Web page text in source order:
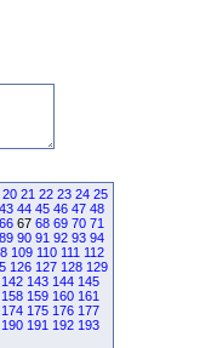
20 21 22 23 24 25
43 44 45 46 47 48
66 67 68 69 70 71
89 90 91 92 93 94
109 110 111 112
126 127 128 129
142 143 144 145
158 159 160 161
174 175 176 177
190 191 192 193